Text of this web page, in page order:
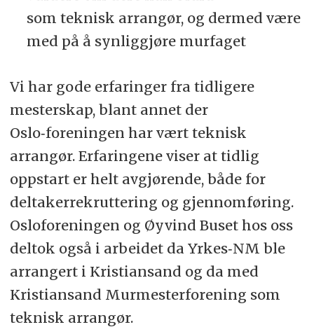
som teknisk arrangør, og dermed være
med på å synliggjøre murfaget
Vi har gode erfaringer fra tidligere
mesterskap, blant annet der
Oslo‑foreningen har vært teknisk
arrangør. Erfaringene viser at tidlig
oppstart er helt avgjørende, både for
deltakerrekruttering og gjennomføring.
Osloforeningen og Øyvind Buset hos oss
deltok også i arbeidet da Yrkes‑NM ble
arrangert i Kristiansand og da med
Kristiansand Murmesterforening som
teknisk arrangør.